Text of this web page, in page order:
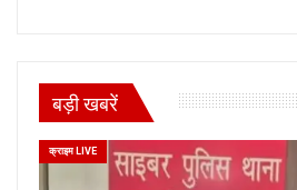
बड़ी खबरें
क्राइम LIVE